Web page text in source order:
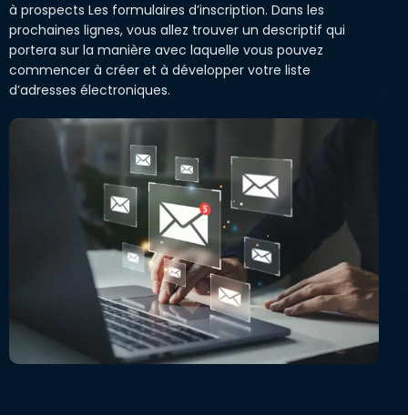
à prospects Les formulaires d’inscription. Dans les
prochaines lignes, vous allez trouver un descriptif qui
portera sur la manière avec laquelle vous pouvez
commencer à créer et à développer votre liste
d’adresses électroniques.